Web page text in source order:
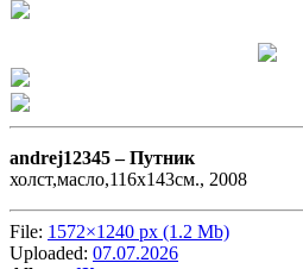
andrej12345 –Путник
холст,масло,116х143см., 2008
File: 1572×1240 px (1.2 Mb)
Uploaded: 07.07.2026